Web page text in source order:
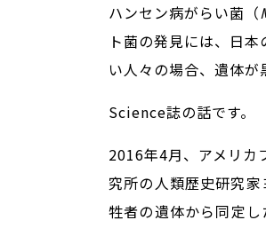
ハンセン病がらい菌（
ト菌の発見には、日
い人々の場合、遺体
Science誌の話です。
2016年4月、アメリカ
究所の人類歴史研究
牲者の遺体から同定